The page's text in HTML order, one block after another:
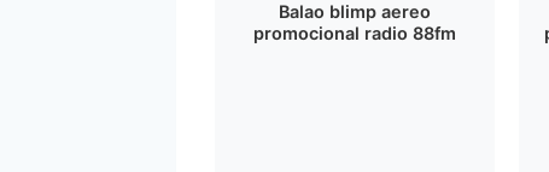
Balao blimp aereo
promocional radio 88fm